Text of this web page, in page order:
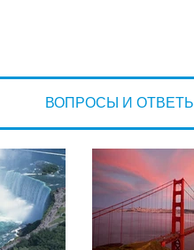
ВОПРОСЫ И ОТВЕТЫ